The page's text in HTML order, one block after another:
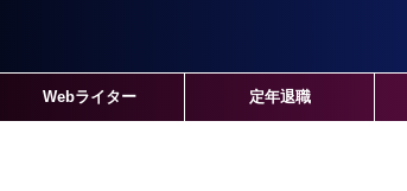
Webライター 定年退職